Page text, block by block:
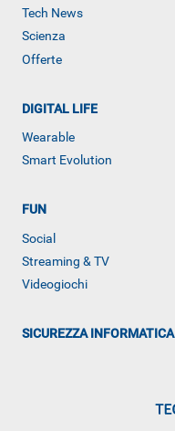
ALTRO
Tech News
Scienza
Offerte
DIGITAL LIFE
Wearable
Smart Evolution
FUN
Social
Streaming & TV
Videogiochi
SICUREZZA INFORMATICA